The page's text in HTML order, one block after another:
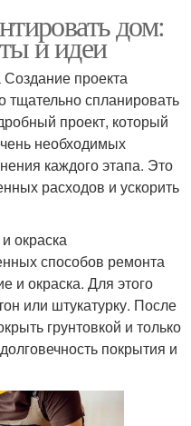
дом:
и идеи
проекта
спланировать
проект, который
необходимых
каждого этапа. Это
расходов и ускорить
окраска
способов ремонта
и окраска. Для этого
или штукатурку. После
грунтовкой и только
покрытия и